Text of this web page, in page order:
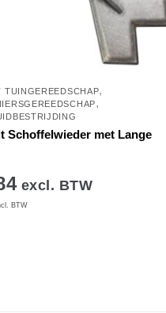
TUINGEREEDSCHAP,
,
Schoffelwieder met Lange
excl. BTW
BTW